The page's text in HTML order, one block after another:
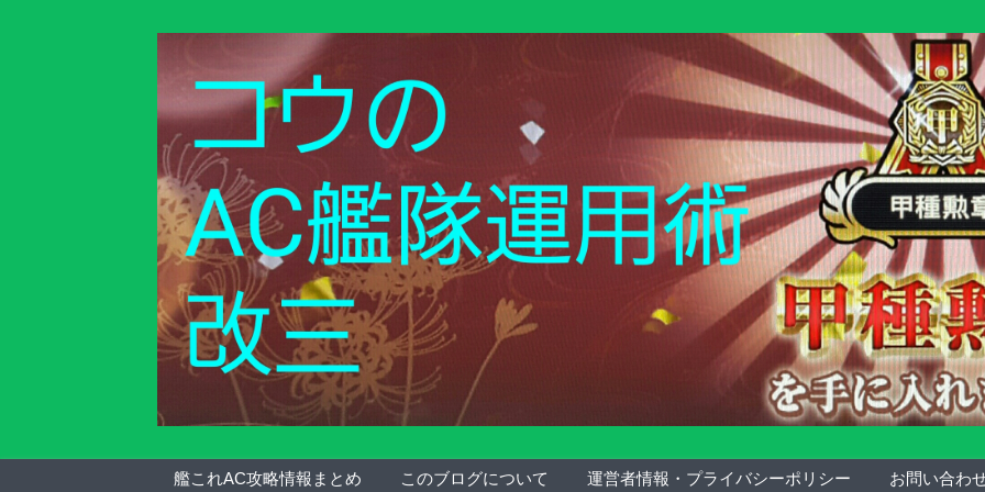
艦これAC攻略情報まとめ このブログについて 運営者情報・プライバシーポリシー お問い合わ